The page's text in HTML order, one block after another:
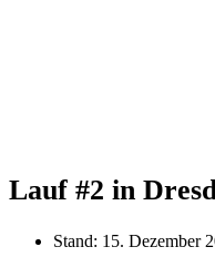
Lauf #2 in
Stand: 15. Dezember